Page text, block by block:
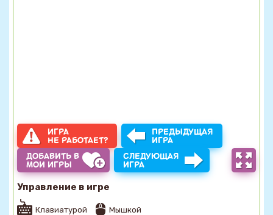
ИГРА
НЕ РАБОТАЕТ?
ПРЕДЫДУЩАЯ
ИГРА
ДОБАВИТЬ В
МОИ ИГРЫ
СЛЕДУЮЩАЯ
ИГРА
Управление в игре
Клавиатурой Мышкой